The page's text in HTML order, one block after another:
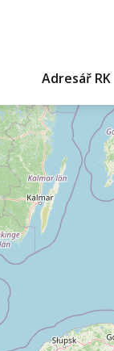
Adresář RK